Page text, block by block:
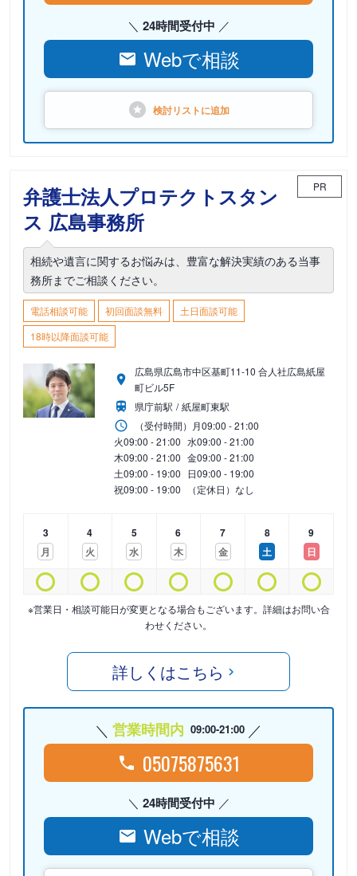
24時間受付中
Webで相談
検討リストに追加
弁護士法人プロテクトスタン
ス 広島事務所
PR
相続や遺言に関するお悩みは、豊富な解決実績のある当事
務所までご相談ください。
電話相談可能 初回面談無料
土日面談可能
18時以降面談可能
広島県広島市中区基町11-10 合人社広島紙屋
町ビル5F
県庁前駅
紙屋町東駅
（受付時間） 月09:00 - 21:00
火09:00 - 21:00 水09:00 - 21:00
木09:00 - 21:00 金09:00 - 21:00
土09:00 - 19:00 日09:00 - 19:00
祝09:00 - 19:00 （定休日）なし
3
月
4
火
5
水
6
木
7
金
8
土
9
日
※営業日・相談可能日が変更となる場合もございます。詳細はお問い合
わせください。
詳しくはこちら
営業時間内 09:00-21:00
05075875631
24時間受付中
Webで相談